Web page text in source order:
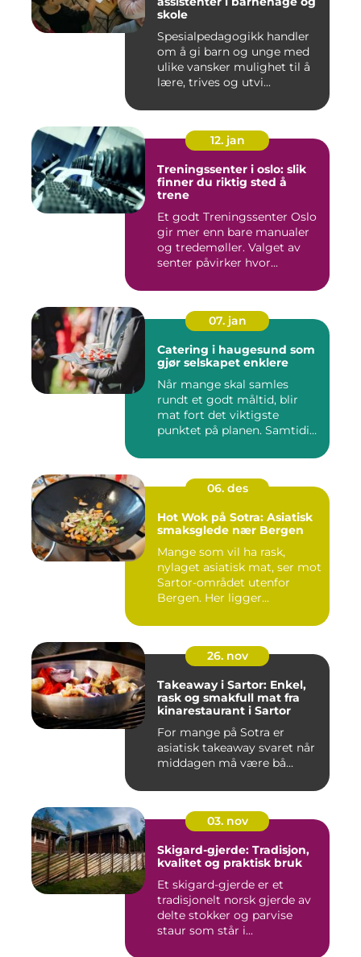
skole
Spesialpedagogikk handler
om å gi barn og unge med
ulike vansker mulighet til å
lære, trives og utvi...
12. jan
Treningssenter i oslo: slik
finner du riktig sted å
trene
Et godt Treningssenter Oslo
gir mer enn bare manualer
og tredemøller. Valget av
senter påvirker hvor...
07. jan
Catering i haugesund som
gjør selskapet enklere
Når mange skal samles
rundt et godt måltid, blir
mat fort det viktigste
punktet på planen. Samtidig
06. des
Hot Wok på Sotra: Asiatisk
smaksglede nær Bergen
Mange som vil ha rask,
nylaget asiatisk mat, ser mot
Sartor-området utenfor
Bergen. Her ligger...
26. nov
Takeaway i Sartor: Enkel,
rask og smakfull mat fra
kinarestaurant i Sartor
For mange på Sotra er
asiatisk takeaway svaret når
middagen må være bå...
03. nov
Skigard-gjerde: Tradisjon,
kvalitet og praktisk bruk
Et skigard-gjerde er et
tradisjonelt norsk gjerde av
delte stokker og parvise
staur som står i...